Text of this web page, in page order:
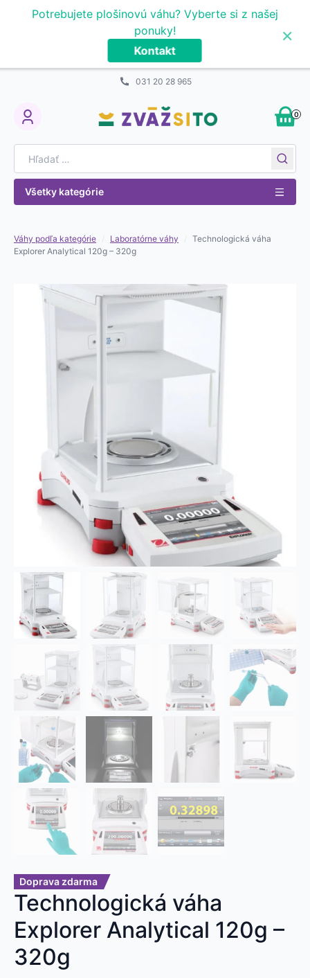
Potrebujete plošinovú váhu? Vyberte si z našej
ponuky!
Kontakt
×
031 20 28 965
My Account
0
Všetky kategórie
Váhy podľa kategórie Laboratórne váhy
Technologická váha
Explorer Analytical 120g – 320g
Doprava zdarma
Technologická váha
Explorer Analytical 120g –
320g